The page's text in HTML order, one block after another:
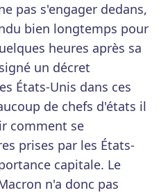
pas s'engager dedans,
bien longtemps pour
heures après sa
un décret
États-Unis dans ces
de chefs d'états il
comment se
prises par les États-
capitale. Le
n'a donc pas